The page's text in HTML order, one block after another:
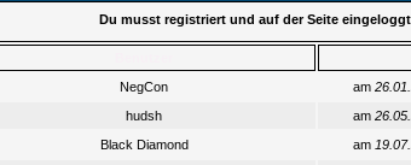
Du musst registriert und auf der Seite
NegCon
am
hudsh am
Black Diamond am